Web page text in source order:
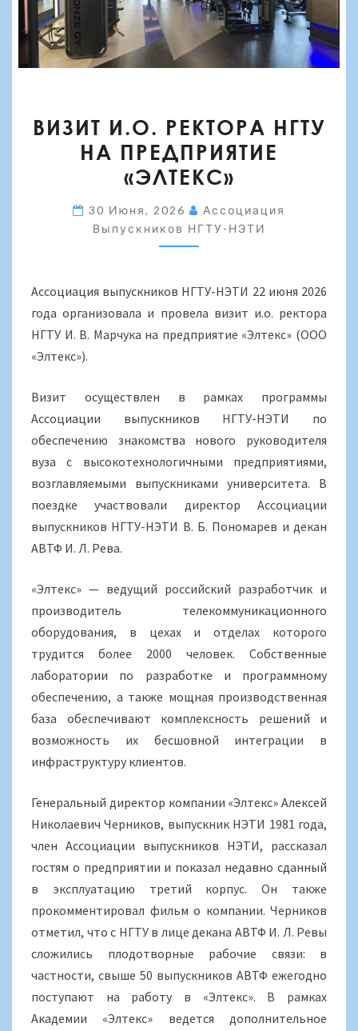
И.О.
РЕКТОРА
НГТУ
ПРЕДПРИЯТИЕ
ВИЗИТ И.О. РЕКТОРА НГТУ
НА ПРЕДПРИЯТИЕ
«ЭЛТЕКС»
30 Июня, 2026
Ассоциация
Выпускников НГТУ-НЭТИ
Ассоциация выпускников НГТУ-НЭТИ 22 июня 2026
года организовала и провела визит и.о. ректора
НГТУ И. В. Марчука на предприятие «Элтекс» (ООО
«Элтекс»).
Визит осуществлен в рамках программы
Ассоциации выпускников НГТУ-НЭТИ по
обеспечению знакомства нового руководителя
вуза с высокотехнологичными предприятиями,
возглавляемыми выпускниками университета. В
поездке участвовали директор Ассоциации
выпускников НГТУ-НЭТИ В. Б. Пономарев и декан
АВТФ И. Л. Рева.
«Элтекс» — ведущий российский разработчик и
производитель телекоммуникационного
оборудования, в цехах и отделах которого
трудится более 2000 человек. Собственные
лаборатории по разработке и программному
обеспечению, а также мощная производственная
база обеспечивают комплексность решений и
возможность их бесшовной интеграции в
инфраструктуру клиентов.
Генеральный директор компании «Элтекс» Алексей
Николаевич Черников, выпускник НЭТИ 1981 года,
член Ассоциации выпускников НЭТИ, рассказал
гостям о предприятии и показал недавно сданный
в эксплуатацию третий корпус. Он также
прокомментировал фильм о компании. Черников
отметил, что с НГТУ в лице декана АВТФ И. Л. Ревы
сложились плодотворные рабочие связи: в
частности, свыше 50 выпускников АВТФ ежегодно
поступают на работу в «Элтекс». В рамках
Академии «Элтекс» ведется дополнительное